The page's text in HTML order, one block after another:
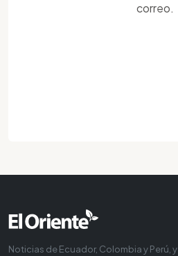
correo.
Noticias de Ecuador, Colombia y Perú, y